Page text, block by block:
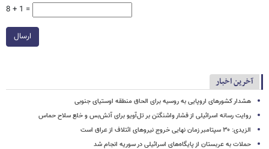
8 + 1 =
ارسال
آخرین اخبار
هشدار کشورهای اروپایی به روسیه برای الحاق منطقه اوستیای جنوبی
روایت رسانه اسرائیلی از فشار واشنگتن بر تل‌آویو برای آتش‌بس و خلع سلاح حماس
الزیدی: ۳۰ سپتامبر زمان نهایی خروج نیروهای ائتلاف از عراق است
حملات به عربستان از پایگاه‌های اسرائیلی در سوریه انجام شد